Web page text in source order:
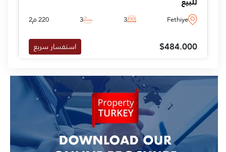
Fethiye
3
3 220 م2
$484.000 استفسار سريع